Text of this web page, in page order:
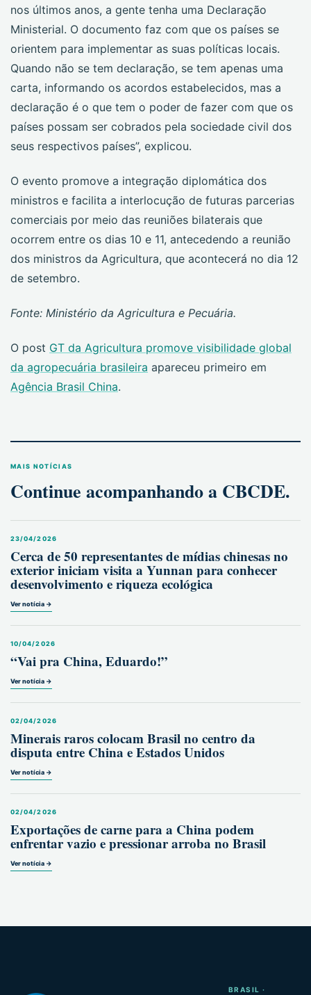
nos últimos anos, a gente tenha uma Declaração
Ministerial. O documento faz com que os países se
orientem para implementar as suas políticas locais.
Quando não se tem declaração, se tem apenas uma
carta, informando os acordos estabelecidos, mas a
declaração é o que tem o poder de fazer com que os
países possam ser cobrados pela sociedade civil dos
seus respectivos países”, explicou.
O evento promove a integração diplomática dos
ministros e facilita a interlocução de futuras parcerias
comerciais por meio das reuniões bilaterais que
ocorrem entre os dias 10 e 11, antecedendo a reunião
dos ministros da Agricultura, que acontecerá no dia 12
de setembro.
Fonte: Ministério da Agricultura e Pecuária.
O post GT da Agricultura promove visibilidade global
da agropecuária brasileira apareceu primeiro em
Agência Brasil China.
MAIS NOTÍCIAS
Continue acompanhando a CBCDE.
23/04/2026
Cerca de 50 representantes de mídias chinesas no
exterior iniciam visita a Yunnan para conhecer
desenvolvimento e riqueza ecológica
Ver notícia →
10/04/2026
“Vai pra China, Eduardo!”
Ver notícia →
02/04/2026
Minerais raros colocam Brasil no centro da
disputa entre China e Estados Unidos
Ver notícia →
02/04/2026
Exportações de carne para a China podem
enfrentar vazio e pressionar arroba no Brasil
Ver notícia →
BRASIL ·